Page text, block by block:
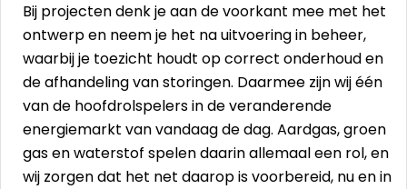
Bij projecten denk je aan de voorkant mee met het
ontwerp en neem je het na uitvoering in beheer,
waarbij je toezicht houdt op correct onderhoud en
de afhandeling van storingen. Daarmee zijn wij één
van de hoofdrolspelers in de veranderende
energiemarkt van vandaag de dag. Aardgas, groen
gas en waterstof spelen daarin allemaal een rol, en
wij zorgen dat het net daarop is voorbereid, nu en in